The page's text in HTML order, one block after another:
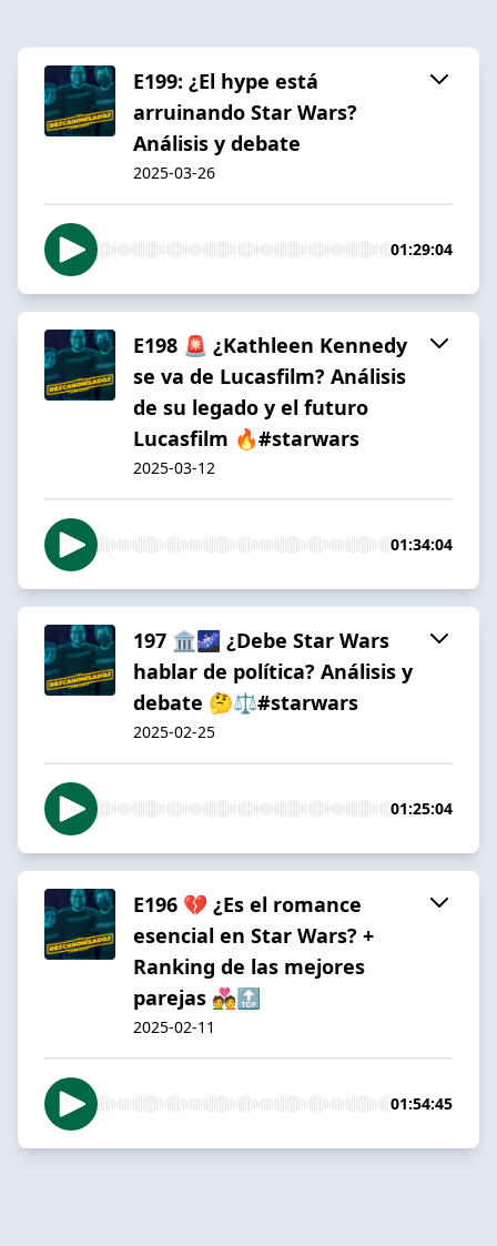
E199: ¿El hype está
arruinando Star Wars?
Análisis y debate
2025-03-26
01:29:04
E198 🚨 ¿Kathleen Kennedy
se va de Lucasfilm? Análisis
de su legado y el futuro
Lucasfilm 🔥#starwars
2025-03-12
01:34:04
197 🏛️🌌 ¿Debe Star Wars
hablar de política? Análisis y
debate 🤔⚖️#starwars
2025-02-25
01:25:04
E196 💔 ¿Es el romance
esencial en Star Wars? +
Ranking de las mejores
parejas 💑🔝
2025-02-11
01:54:45